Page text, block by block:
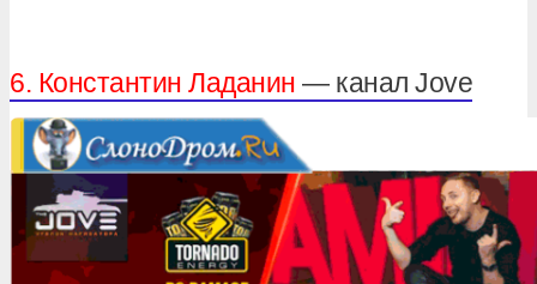
6. Константин Ладанин — канал Jove